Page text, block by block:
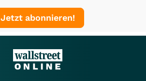
Jetzt abonnieren!